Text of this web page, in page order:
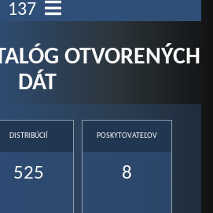
137
OTVORENÝCH
DÁT
DISTRIBÚCIÍ
525
POSKYTOVATEĽOV
8